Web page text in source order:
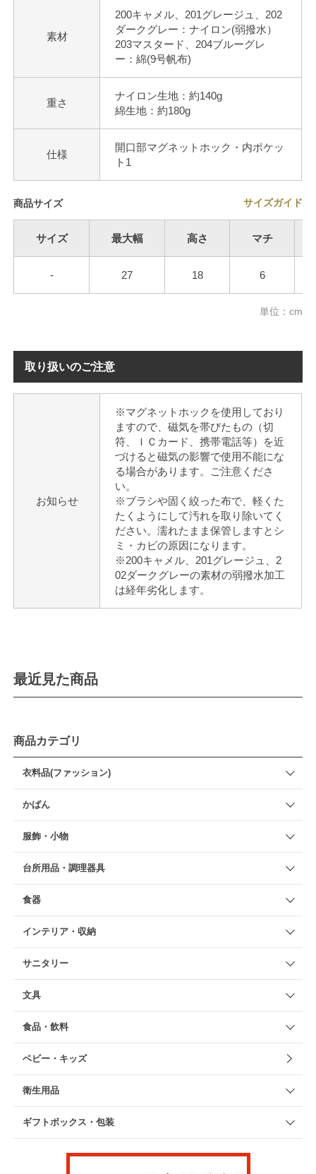
素材
200キャメル、201グレージュ、202
ダークグレー：ナイロン(弱撥水）
203マスタード、204ブルーグレ
ー：綿(9号帆布)
重さ
ナイロン生地：約140g
綿生地：約180g
仕様
開口部マグネットホック・内ポケッ
ト1
商品サイズ サイズガイド
サイズ 最大幅 高さ マチ
- 27 18 6
単位：cm
取り扱いのご注意
お知らせ
※マグネットホックを使用しており
ますので、磁気を帯びたもの（切
符、ＩＣカード、携帯電話等）を近
づけると磁気の影響で使用不能にな
る場合があります。ご注意くださ
い。
※ブラシや固く絞った布で、軽くた
たくようにして汚れを取り除いてく
ださい。濡れたまま保管しますとシ
ミ・カビの原因になります。
※200キャメル、201グレージュ、2
02ダークグレーの素材の弱撥水加工
は経年劣化します。
最近見た商品
商品カテゴリ
衣料品(ファッション)
かばん
服飾・小物
台所用品・調理器具
食器
インテリア・収納
サニタリー
文具
食品・飲料
ベビー・キッズ
衛生用品
ギフトボックス・包装